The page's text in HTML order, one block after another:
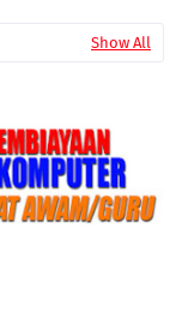
Show All